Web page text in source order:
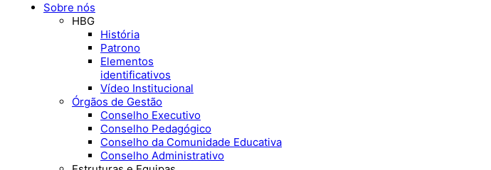
Sobre nós
HBG
História
Patrono
Elementos
identificativos
Vídeo Institucional
Órgãos de Gestão
Conselho Executivo
Conselho Pedagógico
Conselho da Comunidade Educativa
Conselho Administrativo